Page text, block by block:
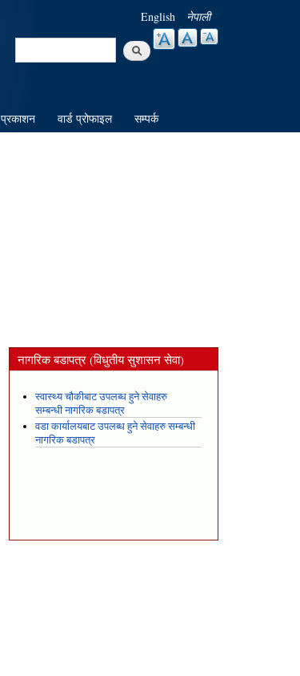
English नेपाली
Search
प्रकाशन वार्ड प्रोफाइल सम्पर्क
नागरिक बडापत्र (विधुतीय सुशासन सेवा)
स्वास्थ्य चौकीबाट उपलब्ध हुने सेवाहरु
सम्बन्धी नागरिक बडापत्र
वडा कार्यालयबाट उपलब्ध हुने सेवाहरु सम्बन्धी
नागरिक बडापत्र